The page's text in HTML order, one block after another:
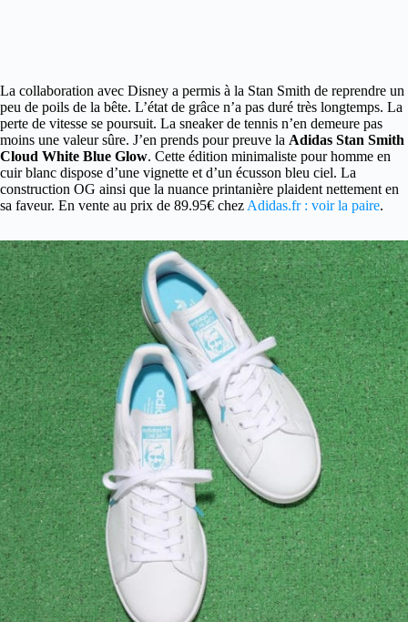
La collaboration avec Disney a permis à la Stan Smith de reprendre un
peu de poils de la bête. L’état de grâce n’a pas duré très longtemps. La
perte de vitesse se poursuit. La sneaker de tennis n’en demeure pas
moins une valeur sûre. J’en prends pour preuve la Adidas Stan Smith
Cloud White Blue Glow. Cette édition minimaliste pour homme en
cuir blanc dispose d’une vignette et d’un écusson bleu ciel. La
construction OG ainsi que la nuance printanière plaident nettement en
sa faveur. En vente au prix de 89.95€ chez Adidas.fr : voir la paire.